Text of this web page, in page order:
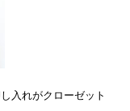
入れがクローゼット